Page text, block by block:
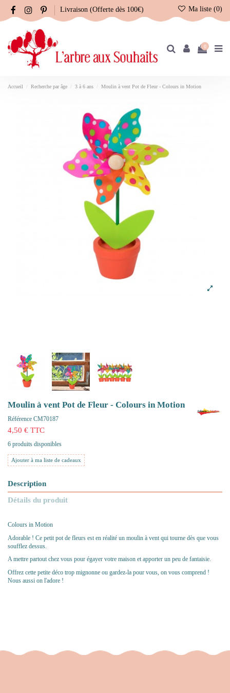
Livraison (Offerte dès 100€) Ma liste (0)
0
Accueil Recherche par âge 3 à 6 ans Moulin à vent Pot de Fleur - Colours in Motion
Moulin à vent Pot de Fleur - Colours in Motion
Référence CM70187
4,50 € TTC
6 produits disponibles
Ajouter à ma liste de cadeaux
Description
Détails du produit
Colours in Motion
Adorable ! Ce petit pot de fleurs est en réalité un moulin à vent qui tourne dès que vous
soufflez dessus.
A mettre partout chez vous pour égayer votre maison et apporter un peu de fantaisie.
Offrez cette petite déco trop mignonne ou gardez-la pour vous, on vous comprend !
Nous aussi on l'adore !